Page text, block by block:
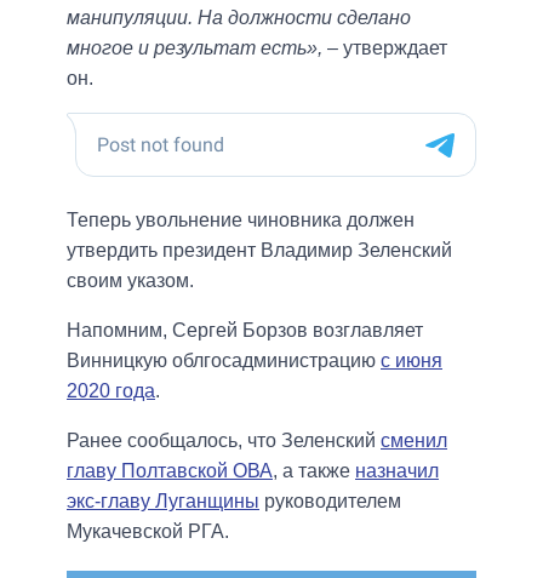
манипуляции. На должности сделано
многое и результат есть», – утверждает
он.
Теперь увольнение чиновника должен
утвердить президент Владимир Зеленский
своим указом.
Напомним, Сергей Борзов возглавляет
Винницкую облгосадминистрацию с июня
2020 года.
Ранее сообщалось, что Зеленский сменил
главу Полтавской ОВА, а также назначил
экс-главу Луганщины руководителем
Мукачевской РГА.